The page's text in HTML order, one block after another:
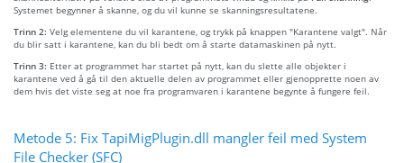
Systemet begynner å skanne, og du vil kunne se skanningsresultatene.
Trinn 2: Velg elementene du vil karantene, og trykk på knappen "Karantene valgt". Når
du blir satt i karantene, kan du bli bedt om å starte datamaskinen på nytt.
Trinn 3: Etter at programmet har startet på nytt, kan du slette alle objekter i
karantene ved å gå til den aktuelle delen av programmet eller gjenopprette noen av
dem hvis det viste seg at noe fra programvaren i karantene begynte å fungere feil.
Metode 5: Fix TapiMigPlugin.dll mangler feil med System
File Checker (SFC)